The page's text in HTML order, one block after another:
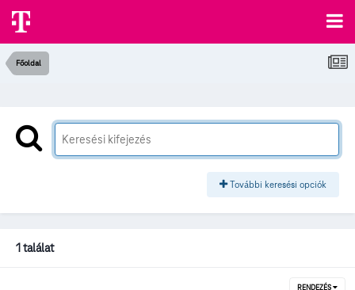
Főoldal
További keresési opciók
1 találat
RENDEZÉS